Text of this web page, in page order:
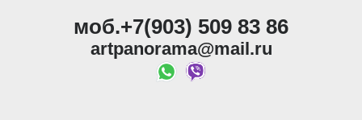
моб.+7(903) 509 83 86
artpanorama@mail.ru